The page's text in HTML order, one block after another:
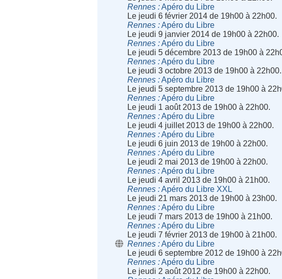
Rennes
Apéro du Libre
Le jeudi 6 février 2014 de 19h00 à 22h00.
Rennes
Apéro du Libre
Le jeudi 9 janvier 2014 de 19h00 à 22h00.
Rennes
Apéro du Libre
Le jeudi 5 décembre 2013 de 19h00 à
Rennes
Apéro du Libre
Le jeudi 3 octobre 2013 de 19h00 à 22h00.
Rennes
Apéro du Libre
Le jeudi 5 septembre 2013 de 19h00 à
Rennes
Apéro du Libre
Le jeudi 1 août 2013 de 19h00 à 22h00.
Rennes
Apéro du Libre
Le jeudi 4 juillet 2013 de 19h00 à 22h00.
Rennes
Apéro du Libre
Le jeudi 6 juin 2013 de 19h00 à 22h00.
Rennes
Apéro du Libre
Le jeudi 2 mai 2013 de 19h00 à 22h00.
Rennes
Apéro du Libre
Le jeudi 4 avril 2013 de 19h00 à 21h00.
Rennes
Apéro du Libre XXL
Le jeudi 21 mars 2013 de 19h00 à 23h00.
Rennes
Apéro du Libre
Le jeudi 7 mars 2013 de 19h00 à 21h00.
Rennes
Apéro du Libre
Le jeudi 7 février 2013 de 19h00 à 21h00.
Rennes
Apéro du Libre
Le jeudi 6 septembre 2012 de 19h00 à
Rennes
Apéro du Libre
Le jeudi 2 août 2012 de 19h00 à 22h00.